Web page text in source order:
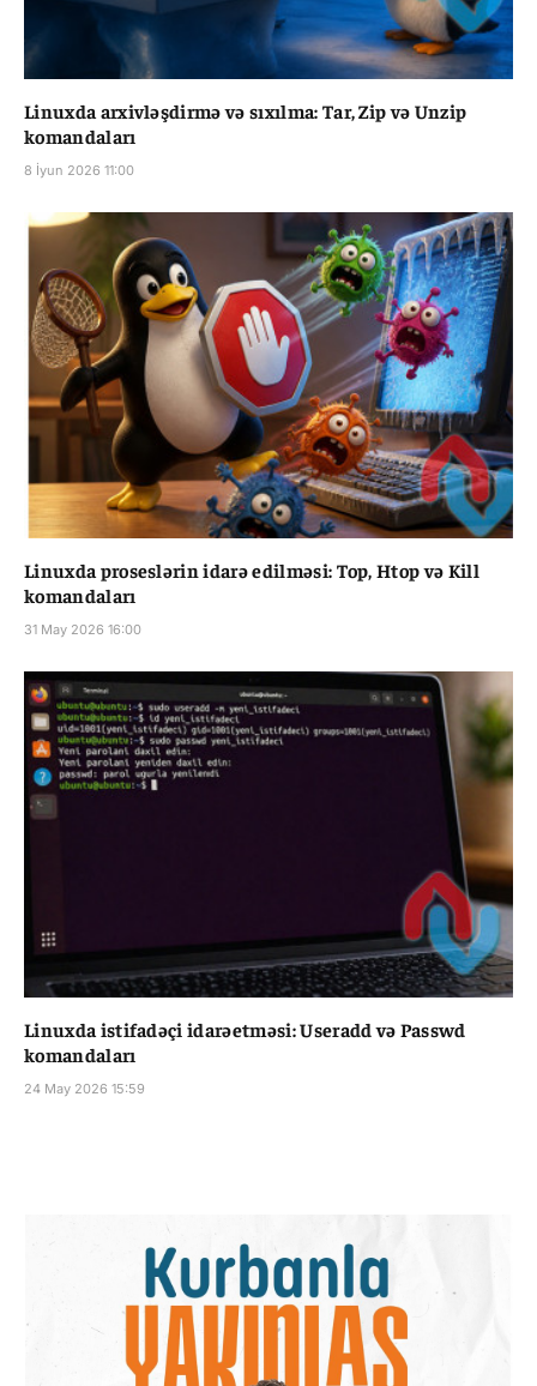
Linuxda arxivləşdirmə və sıxılma: Tar, Zip və Unzip
komandaları
8 İyun 2026 11:00
Linuxda proseslərin idarə edilməsi: Top, Htop və Kill
komandaları
31 May 2026 16:00
Linuxda istifadəçi idarəetməsi: Useradd və Passwd
komandaları
24 May 2026 15:59